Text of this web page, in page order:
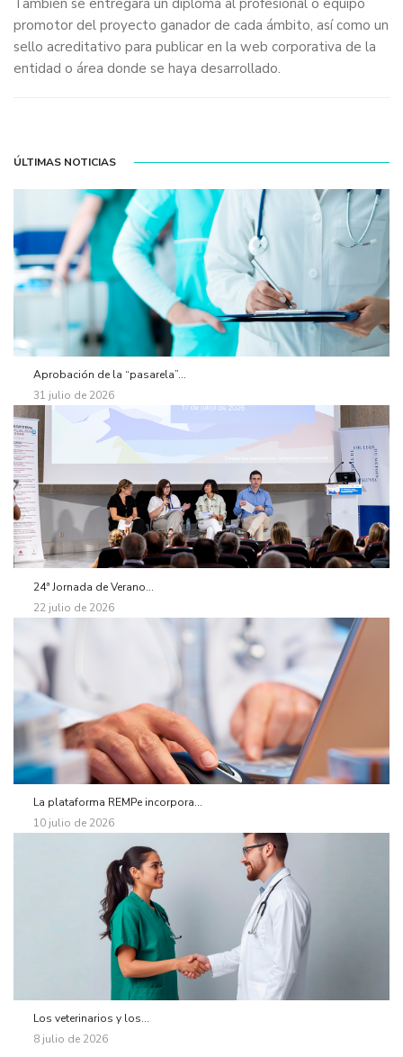
También se entregará un diploma al profesional o equipo
promotor del proyecto ganador de cada ámbito, así como un
sello acreditativo para publicar en la web corporativa de la
entidad o área donde se haya desarrollado.
ÚLTIMAS NOTICIAS
Aprobación de la “pasarela”...
31 julio de 2026
24ª Jornada de Verano...
22 julio de 2026
La plataforma REMPe incorpora...
10 julio de 2026
Los veterinarios y los...
8 julio de 2026